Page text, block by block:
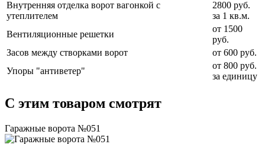
Внутренняя отделка ворот вагонкой с
утеплителем
2800 руб.
за 1 кв.м.
Вентиляционные решетки
от 1500
руб.
Засов между створками ворот
от 600 руб.
Упоры "антиветер"
от 800 руб.
за единицу
C этим товаром смотрят
Гаражные ворота №051